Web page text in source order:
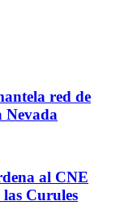
red de
Nevada
al CNE
Curules